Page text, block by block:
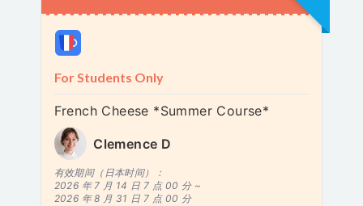
For Students Only
French Cheese *Summer Course*
Clemence D
有效期间（日本时间）：
2026 年 7 月 14 日 7 点 00 分 ~
2026 年 8 月 31 日 7 点 00 分